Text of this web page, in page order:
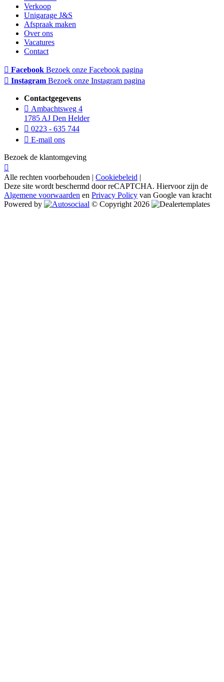
Verkoop
Unigarage J&S
Afspraak maken
Over ons
Vacatures
Contact
Facebook Bezoek onze Facebook pagina
Instagram Bezoek onze Instagram pagina
Contactgegevens
Ambachtsweg 4
1785 AJ Den Helder
0223 - 635 744
E-mail ons
Bezoek de klantomgeving
Alle rechten voorbehouden | Cookiebeleid |
Deze site wordt beschermd door reCAPTCHA. Hiervoor zijn de
Algemene voorwaarden en Privacy Policy van Google van kracht
Powered by
© Copyright 2026